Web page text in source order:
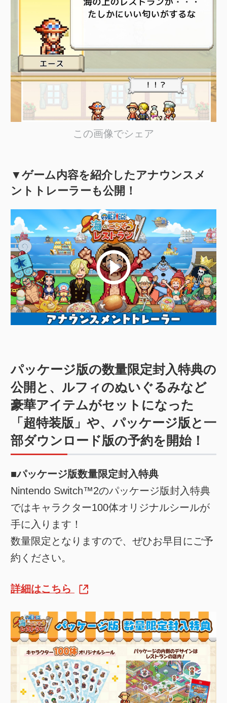
この画像でシェア
▼ゲーム内容を紹介したアナウンスメ
ントトレーラーも公開！
パッケージ版の数量限定封入特典の
公開と、ルフィのぬいぐるみなど
豪華アイテムがセットになった
「超特装版」や、パッケージ版と一
部ダウンロード版の予約を開始！
■パッケージ版数量限定封入特典
Nintendo Switch™2のパッケージ版封入特典
ではキャラクター100体オリジナルシールが
手に入ります！
数量限定となりますので、ぜひお早目にご予
約ください。
詳細はこちら